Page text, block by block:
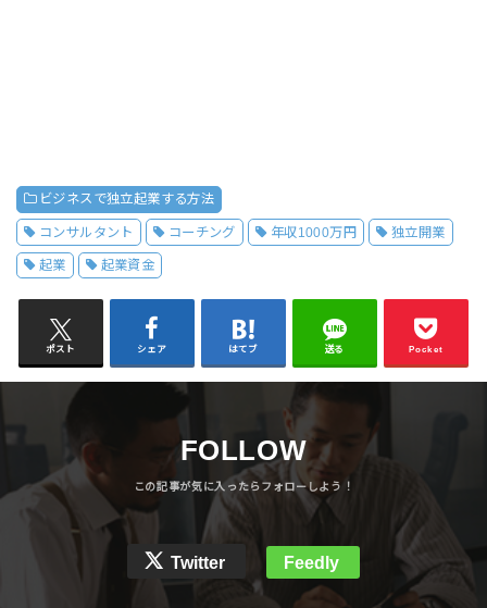
ビジネスで独立起業する方法
コンサルタント コーチング 年収1000万円 独立開業
起業 起業資金
ポスト シェア はてブ 送る Pocket
FOLLOW
Twitter Feedly